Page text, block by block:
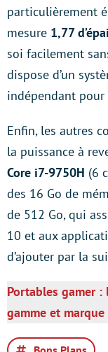
particulièrement
mesure 1,77
soi facilement
dispose d’un
indépendant pour
Enfin, les autres
la puissance à
Core i7-9750H (6
des 16 Go de
de 512 Go, qui
10 et aux
d’ajouter par la
Portables gamer :
gamme et marque